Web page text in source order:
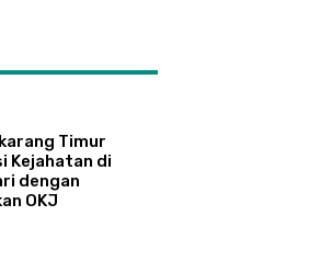
Timur
Kejahatan di
dengan
OKJ